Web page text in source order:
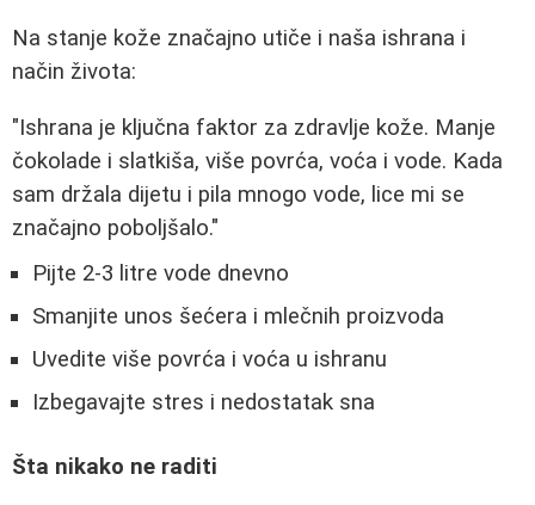
Na stanje kože značajno utiče i naša ishrana i
način života:
"Ishrana je ključna faktor za zdravlje kože. Manje
čokolade i slatkiša, više povrća, voća i vode. Kada
sam držala dijetu i pila mnogo vode, lice mi se
značajno poboljšalo."
Pijte 2-3 litre vode dnevno
Smanjite unos šećera i mlečnih proizvoda
Uvedite više povrća i voća u ishranu
Izbegavajte stres i nedostatak sna
Šta nikako ne raditi